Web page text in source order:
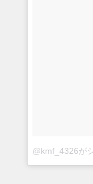
@kmf_4326が